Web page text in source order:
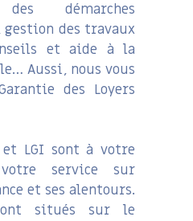
démarches
des travaux
et aide à la
Aussi, nous vous
des Loyers
et LGI sont à votre
service sur
et ses alentours.
situés sur le